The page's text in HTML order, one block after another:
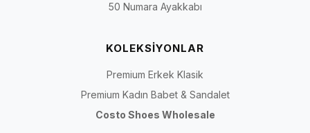
50 Numara Ayakkabı
KOLEKSİYONLAR
Premium Erkek Klasik
Premium Kadın Babet & Sandalet
Costo Shoes Wholesale